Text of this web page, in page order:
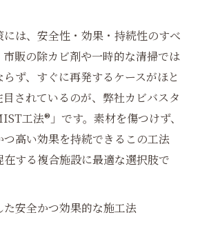
は、安全性・効果・持続性のすべ
販の除カビ剤や一時的な清掃では
ず、すぐに再発するケースがほと
されているのが、弊社カビバスタ
工法®」です。素材を傷つけず、
高い効果を持続できるこの工法
する複合施設に最適な選択肢で
安全かつ効果的な施工法